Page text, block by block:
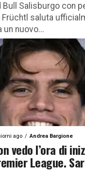
Bull Salisburgo con
saluta
un nuovo...
ago Andrea Bargione
vedo l’ora di
League.